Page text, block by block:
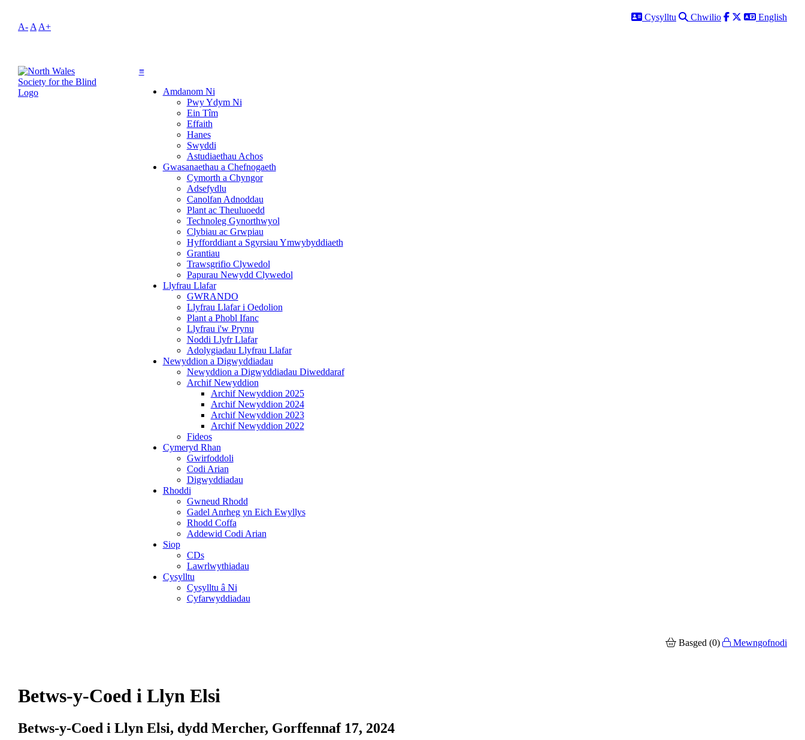
A- A A+
Cysylltu
Cysylltu Chwilio
Chwilio Facebook
TwitterEnglish
English
≡
Amdanom Ni
Pwy Ydym Ni
Ein Tîm
Effaith
Hanes
Swyddi
Astudiaethau Achos
Gwasanaethau a Chefnogaeth
Cymorth a Chyngor
Adsefydlu
Canolfan Adnoddau
Plant ac Theuluoedd
Technoleg Gynorthwyol
Clybiau ac Grwpiau
Hyfforddiant a Sgyrsiau Ymwybyddiaeth
Grantiau
Trawsgrifio Clywedol
Papurau Newydd Clywedol
Llyfrau Llafar
GWRANDO
Llyfrau Llafar i Oedolion
Plant a Phobl Ifanc
Llyfrau i'w Prynu
Noddi Llyfr Llafar
Adolygiadau Llyfrau Llafar
Newyddion a Digwyddiadau
Newyddion a Digwyddiadau Diweddaraf
Archif Newyddion
Archif Newyddion 2025
Archif Newyddion 2024
Archif Newyddion 2023
Archif Newyddion 2022
Fideos
Cymeryd Rhan
Gwirfoddoli
Codi Arian
Digwyddiadau
Rhoddi
Gwneud Rhodd
Gadel Anrheg yn Eich Ewyllys
Rhodd Coffa
Addewid Codi Arian
Siop
CDs
Lawrlwythiadau
Cysylltu
Cysylltu â Ni
Cyfarwyddiadau
Basged (0) Mewngofnodi
Betws-y-Coed i Llyn Elsi
Betws-y-Coed i Llyn Elsi, dydd Mercher, Gorffennaf 17, 2024